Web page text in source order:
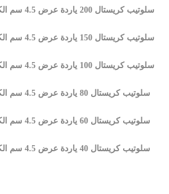
– سلوتيب كريستال 200 ياردة عرض 4.5 سم الكرتونة 36 بكرة
– سلوتيب كريستال 150 ياردة عرض 4.5 سم الكرتونة 36 بكرة
– سلوتيب كريستال 100 ياردة عرض 4.5 سم الكرتونة 72 بكرة
– سلوتيب كريستال 80 ياردة عرض 4.5 سم الكرتونة 72 بكرة
– سلوتيب كريستال 60 ياردة عرض 4.5 سم الكرتونة 72 بكرة
– سلوتيب كريستال 40 ياردة عرض 4.5 سم الكرتونة 72 بكرة